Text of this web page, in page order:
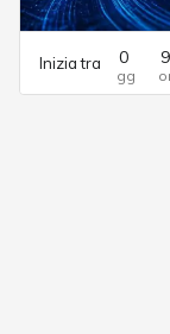
Inizia tra 0 9